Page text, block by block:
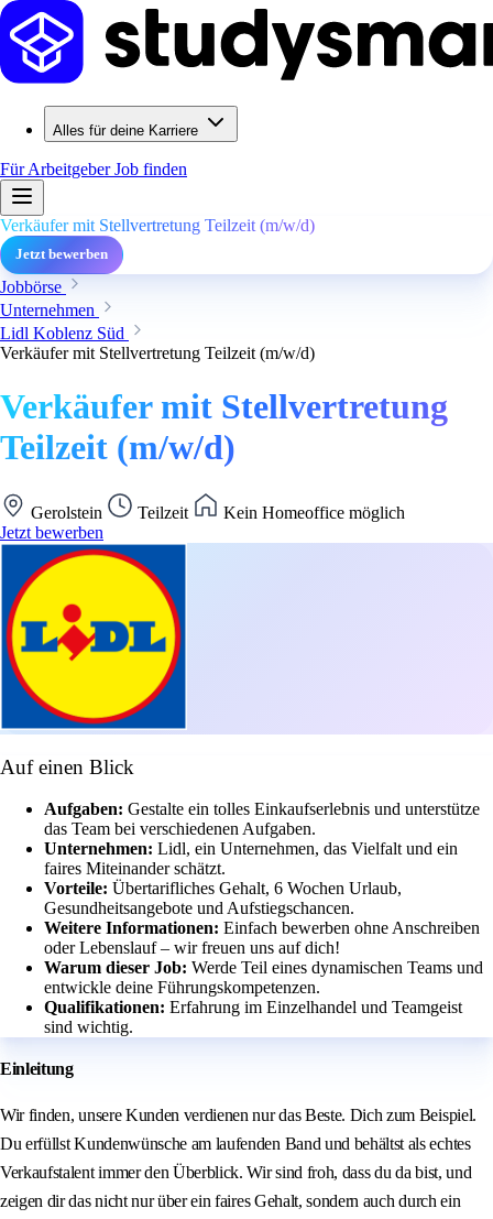
Alles für deine Karriere
Für ArbeitgeberJob finden
Verkäufer mit Stellvertretung Teilzeit (m/w/d)
Jetzt bewerben
Jobbörse
Unternehmen
Lidl Koblenz Süd
Verkäufer mit Stellvertretung Teilzeit (m/w/d)
Verkäufer mit Stellvertretung
Teilzeit (m/w/d)
Gerolstein Teilzeit
Kein Homeoffice möglich
Jetzt bewerben
Auf einen Blick
Aufgaben: Gestalte ein tolles Einkaufserlebnis und unterstütze
das Team bei verschiedenen Aufgaben.
Unternehmen: Lidl, ein Unternehmen, das Vielfalt und ein
faires Miteinander schätzt.
Vorteile: Übertarifliches Gehalt, 6 Wochen Urlaub,
Gesundheitsangebote und Aufstiegschancen.
Weitere Informationen: Einfach bewerben ohne Anschreiben
oder Lebenslauf – wir freuen uns auf dich!
Warum dieser Job: Werde Teil eines dynamischen Teams und
entwickle deine Führungskompetenzen.
Qualifikationen: Erfahrung im Einzelhandel und Teamgeist
sind wichtig.
Einleitung
Wir finden, unsere Kunden verdienen nur das Beste. Dich zum Beispiel.
Du erfüllst Kundenwünsche am laufenden Band und behältst als echtes
Verkaufstalent immer den Überblick. Wir sind froh, dass du da bist, und
zeigen dir das nicht nur über ein faires Gehalt, sondern auch durch ein